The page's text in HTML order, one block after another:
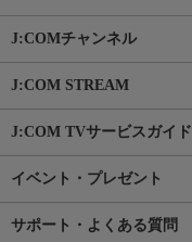
J:COMチャンネル
J:COM STREAM
J:COM TVサービスガイド
イベント・プレゼント
サポート・よくある質問